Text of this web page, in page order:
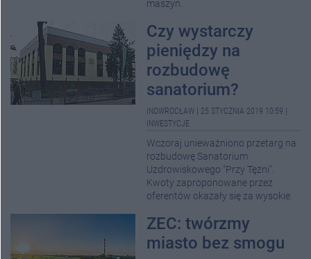
maszyn.
Czy wystarczy
pieniędzy na
rozbudowę
sanatorium?
INOWROCŁAW 25 STYCZNIA 2019 10:59
INWESTYCJE
Wczoraj unieważniono przetarg na
rozbudowę Sanatorium
Uzdrowiskowego "Przy Tężni".
Kwoty zaproponowane przez
oferentów okazały się za wysokie.
ZEC: twórzmy
miasto bez smogu